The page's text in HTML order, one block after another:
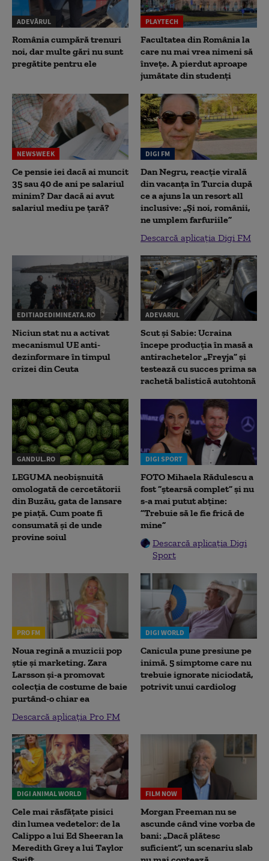
ADEVĂRUL
România cumpără trenuri
noi, dar multe gări nu sunt
pregătite pentru ele
PLAYTECH
Facultatea din România la
care nu mai vrea nimeni să
înveţe. A pierdut aproape
jumătate din studenţi
NEWSWEEK
Ce pensie iei dacă ai muncit
35 sau 40 de ani pe salariul
minim? Dar dacă ai avut
salariul mediu pe țară?
DIGI FM
Dan Negru, reacție virală
din vacanța în Turcia după
ce a ajuns la un resort all
inclusive: „Și noi, românii,
ne umplem farfuriile”
Descarcă aplicația Digi FM
EDITIADEDIMINEATA.RO
Niciun stat nu a activat
mecanismul UE anti-
dezinformare în timpul
crizei din Ceuta
ADEVARUL
Scut și Sabie: Ucraina
începe producția în masă a
antirachetelor „Freyja” și
testează cu succes prima sa
rachetă balistică autohtonă
GANDUL.RO
LEGUMA neobișnuită
omologată de cercetătorii
din Buzău, gata de lansare
pe piață. Cum poate fi
consumată și de unde
provine soiul
DIGI SPORT
FOTO Mihaela Rădulescu a
fost ”ștearsă complet” și nu
s-a mai putut abține:
”Trebuie să le fie frică de
mine”
Descarcă aplicația Digi
Sport
PRO FM
Noua regină a muzicii pop
știe și marketing. Zara
Larsson și-a promovat
colecția de costume de baie
purtând-o chiar ea
Descarcă aplicația Pro FM
DIGI WORLD
Canicula pune presiune pe
inimă. 5 simptome care nu
trebuie ignorate niciodată,
potrivit unui cardiolog
DIGI ANIMAL WORLD
Cele mai răsfățate pisici
din lumea vedetelor: de la
Calippo a lui Ed Sheeran la
Meredith Grey a lui Taylor
FILM NOW
Morgan Freeman nu se
ascunde când vine vorba de
bani: „Dacă plătesc
suficient”, un scenariu slab